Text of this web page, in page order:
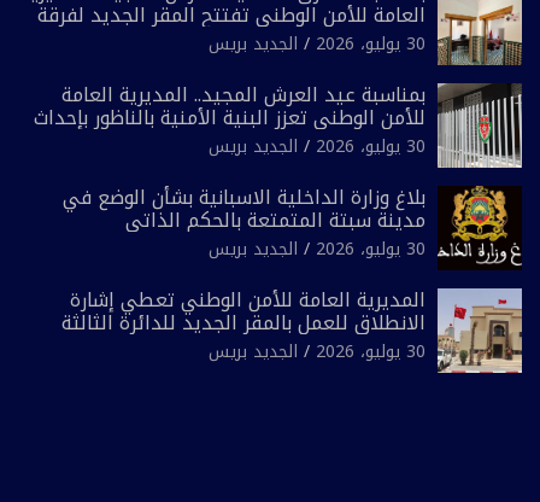
العامة للأمن الوطني تفتتح المقر الجديد لفرقة
الشرطة السياحية بفاس
30 يوليو، 2026 الجديد بريس
بمناسبة عيد العرش المجيد.. المديرية العامة
للأمن الوطني تعزز البنية الأمنية بالناظور بإحداث
فرقتين جديدتين
30 يوليو، 2026 الجديد بريس
بلاغ وزارة الداخلية الاسبانية بشأن الوضع في
مدينة سبتة المتمتعة بالحكم الذاتي
30 يوليو، 2026 الجديد بريس
المديرية العامة للأمن الوطني تعطي إشارة
الانطلاق للعمل بالمقر الجديد للدائرة الثالثة
للشرطة بولاية أمن العيون
30 يوليو، 2026 الجديد بريس